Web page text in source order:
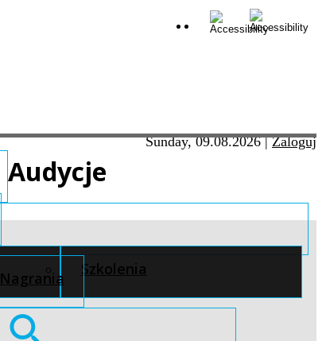
Sunday, 09.08.2026|Zaloguj
Szkolenia
Nagrania
Audycje